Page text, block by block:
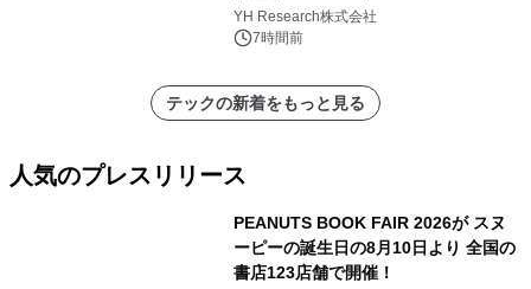
YH Research株式会社
7時間前
テックの新着をもっと見る
人気のプレスリリース
PEANUTS BOOK FAIR 2026が スヌ
ーピーの誕生日の8月10日より 全国の
書店123店舗で開催！